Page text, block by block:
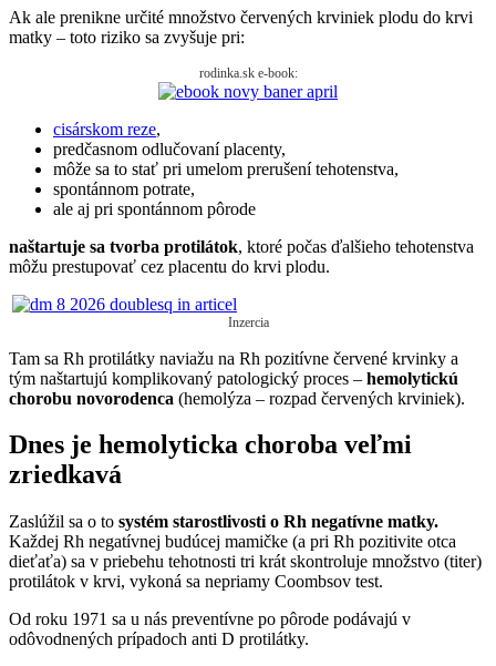
Ak ale prenikne určité množstvo červených krviniek plodu do krvi
matky – toto riziko sa zvyšuje pri:
rodinka.sk e-book:
cisárskom reze,
predčasnom odlučovaní placenty,
môže sa to stať pri umelom prerušení tehotenstva,
spontánnom potrate,
ale aj pri spontánnom pôrode
naštartuje sa tvorba protilátok, ktoré počas ďalšieho tehotenstva
môžu prestupovať cez placentu do krvi plodu.
Inzercia
Tam sa Rh protilátky naviažu na Rh pozitívne červené krvinky a
tým naštartujú komplikovaný patologický proces – hemolytickú
chorobu novorodenca (hemolýza – rozpad červených krviniek).
Dnes je hemolyticka choroba veľmi
zriedkavá
Zaslúžil sa o to systém starostlivosti o Rh negatívne matky.
Každej Rh negatívnej budúcej mamičke (a pri Rh pozitivite otca
dieťaťa) sa v priebehu tehotnosti tri krát skontroluje množstvo (titer)
protilátok v krvi, vykoná sa nepriamy Coombsov test.
Od roku 1971 sa u nás preventívne po pôrode podávajú v
odôvodnených prípadoch anti D protilátky.